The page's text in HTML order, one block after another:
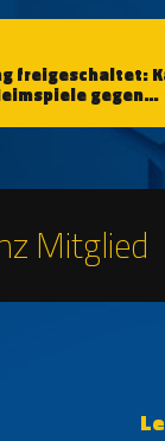
freigeschaltet:
gegen
Mitglied